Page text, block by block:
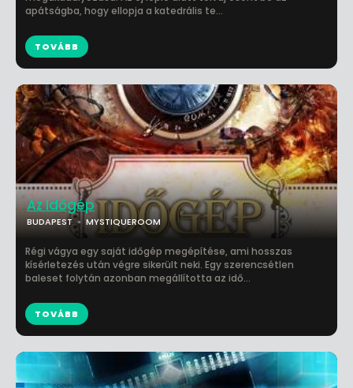
apátságba, hogy ellopja a katedrális te...
TOVÁBB
Az Időgép
BUDAPEST MYSTIQUEROOM
Régi vágya egy saját időgép megépítése, ami hosszas
kísérletezés után végre sikerült neki. Egy szerencsétlen
baleset folytán azonban megállította az idő...
TOVÁBB